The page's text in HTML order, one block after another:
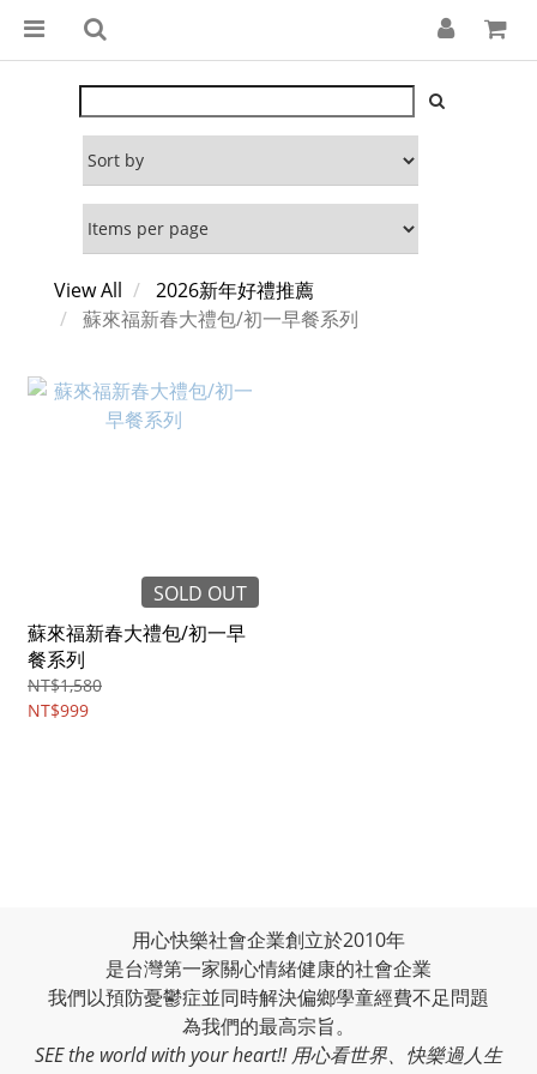
View All
2026新年好禮推薦
蘇來福新春大禮包/初一早餐系列
SOLD OUT
蘇來福新春大禮包/初一早
餐系列
NT$1,580
NT$999
用心快樂社會企業創立於2010年
是台灣第一家關心情緒健康的社會企業
我們以預防憂鬱症並同時解決偏鄉學童經費不足問題
為我們的最高宗旨。
SEE the world with your heart!! 用心看世界、快樂過人生